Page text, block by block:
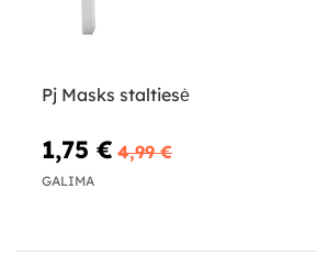
Pj Masks staltiesė
1,75 € 4,99 €
GALIMA